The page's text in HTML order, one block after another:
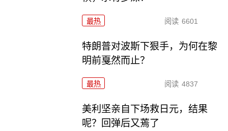
最热 阅读 6601
特朗普对波斯下狠手，为何在黎
明前戛然而止？
最热 阅读 4837
美利坚亲自下场救日元，结果
呢？回弹后又蔫了